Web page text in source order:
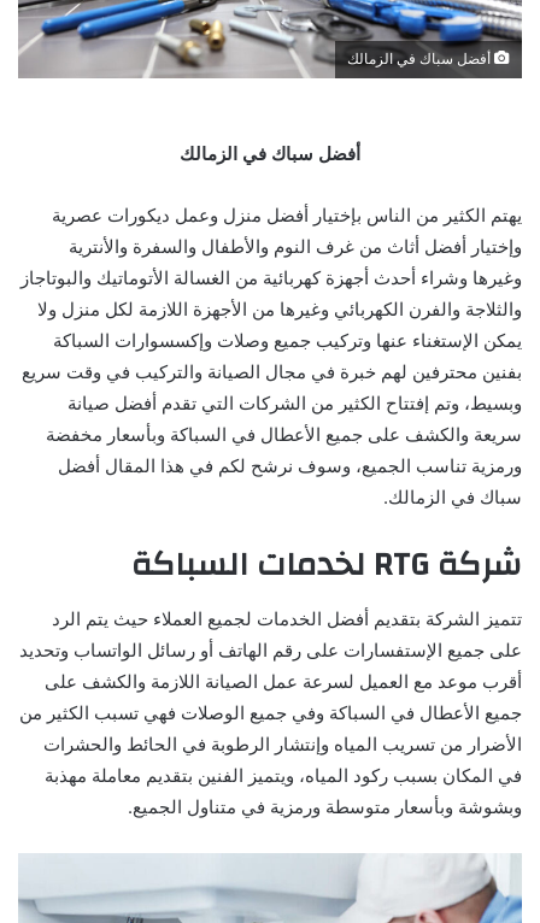
أفضل سباك في الزمالك
أفضل سباك في الزمالك
يهتم الكثير من الناس بإختيار أفضل منزل وعمل ديكورات عصرية
وإختيار أفضل أثاث من غرف النوم والأطفال والسفرة والأنترية
وغيرها وشراء أحدث أجهزة كهربائية من الغسالة الأتوماتيك والبوتاجاز
والثلاجة والفرن الكهربائي وغيرها من الأجهزة اللازمة لكل منزل ولا
يمكن الإستغناء عنها وتركيب جميع وصلات وإكسسوارات السباكة
بفنين محترفين لهم خبرة في مجال الصيانة والتركيب في وقت سريع
وبسيط، وتم إفتتاح الكثير من الشركات التي تقدم أفضل صيانة
سريعة والكشف على جميع الأعطال في السباكة وبأسعار مخفضة
ورمزية تناسب الجميع، وسوف نرشح لكم في هذا المقال أفضل
سباك في الزمالك.
شركة RTG لخدمات السباكة
تتميز الشركة بتقديم أفضل الخدمات لجميع العملاء حيث يتم الرد
على جميع الإستفسارات على رقم الهاتف أو رسائل الواتساب وتحديد
أقرب موعد مع العميل لسرعة عمل الصيانة اللازمة والكشف على
جميع الأعطال في السباكة وفي جميع الوصلات فهي تسبب الكثير من
الأضرار من تسريب المياه وإنتشار الرطوبة في الحائط والحشرات
في المكان بسبب ركود المياه، ويتميز الفنين بتقديم معاملة مهذبة
وبشوشة وبأسعار متوسطة ورمزية في متناول الجميع.